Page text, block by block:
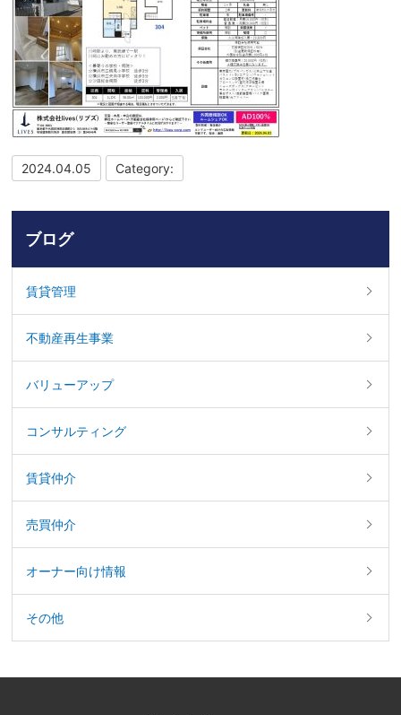
2024.04.05 Category:
ブログ
賃貸管理
不動産再生事業
バリューアップ
コンサルティング
賃貸仲介
売買仲介
オーナー向け情報
その他